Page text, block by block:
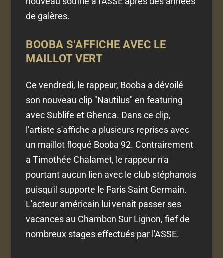
de galères.
BOOBA S'AFFICHE AVEC LE
MAILLOT VERT
Ce vendredi, le rappeur, Booba a dévoilé
son nouveau clip "Nautilus" en featuring
avec Sublife et Ghenda. Dans ce clip,
l'artiste s'affiche a plusieurs reprises avec
un maillot floqué Booba 92. Contrairement
a Timothée Chalamet, le rappeur n'a
pourtant aucun lien avec le club stéphanois
puisqu'il supporte le Paris Saint Germain.
L'acteur américain lui venait passer ses
vacances au Chambon Sur Lignon, fief de
nombreux stages effectués par l'ASSE.